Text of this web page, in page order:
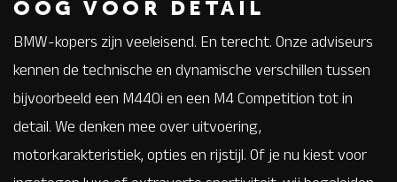
OOG VOOR DETAIL
BMW-kopers zijn veeleisend. En terecht. Onze adviseurs
kennen de technische en dynamische verschillen tussen
bijvoorbeeld een M440i en een M4 Competition tot in
detail. We denken mee over uitvoering,
motorkarakteristiek, opties en rijstijl. Of je nu kiest voor